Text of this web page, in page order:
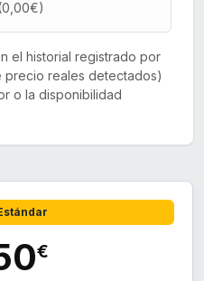
el historial registrado por
precio reales detectados)
o la disponibilidad
€